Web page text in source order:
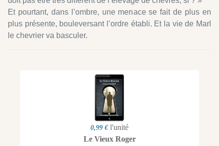
Et pourtant, dans l’ombre, une menace se fait de plus en
plus présente, bouleversant l’ordre établi. Et la vie de Marl
le chevrier va basculer.
0,99 € l'unité
Le Vieux Roger